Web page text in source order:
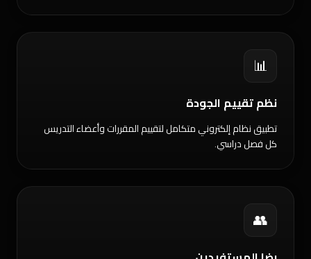
📊
نظم تقييم الجودة
تطبيق نظام إلكتروني متكامل لتقييم المقررات وأعضاء التدريس
كل فصل دراسي.
👥